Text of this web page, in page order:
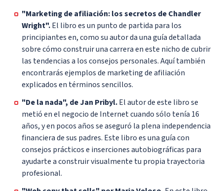
"Marketing de afiliación: los secretos de Chandler
Wright".El libro es un punto de partida para los
principiantes en, como su autor da una guía detallada
sobre cómo construir una carrera en este nicho de cubrir
las tendencias a los consejos personales. Aquí también
encontrarás ejemplos de marketing de afiliación
explicados en términos sencillos.
"De la nada", de Jan Pribyl.El autor de este libro se
metió en el negocio de Internet cuando sólo tenía 16
años, y en pocos años se aseguró la plena independencia
financiera de sus padres. Este libro es una guía con
consejos prácticos e inserciones autobiográficas para
ayudarte a construir visualmente tu propia trayectoria
profesional.